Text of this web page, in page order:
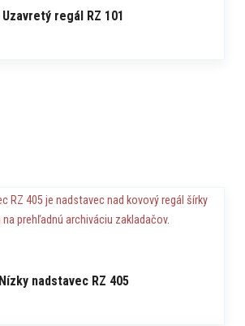
Uzavretý regál RZ 101
Nízky nadstavec RZ 405